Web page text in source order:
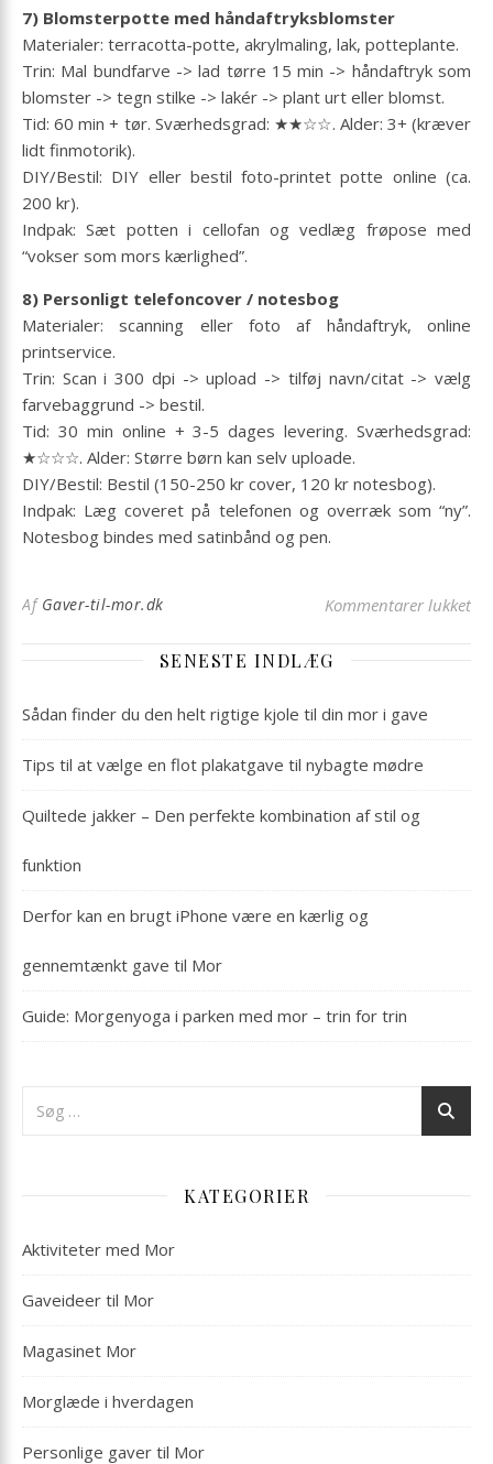
7) Blomsterpotte med håndaftryksblomster
Materialer: terracotta-potte, akrylmaling, lak, potteplante.
Trin: Mal bundfarve -> lad tørre 15 min -> håndaftryk som
blomster -> tegn stilke -> lakér -> plant urt eller blomst.
Tid: 60 min + tør. Sværhedsgrad: ★★☆☆. Alder: 3+ (kræver
lidt finmotorik).
DIY/Bestil: DIY eller bestil foto-printet potte online (ca.
200 kr).
Indpak: Sæt potten i cellofan og vedlæg frøpose med
“vokser som mors kærlighed”.
8) Personligt telefoncover / notesbog
Materialer: scanning eller foto af håndaftryk, online
printservice.
Trin: Scan i 300 dpi -> upload -> tilføj navn/citat -> vælg
farvebaggrund -> bestil.
Tid: 30 min online + 3-5 dages levering. Sværhedsgrad:
★☆☆☆. Alder: Større børn kan selv uploade.
DIY/Bestil: Bestil (150-250 kr cover, 120 kr notesbog).
Indpak: Læg coveret på telefonen og overræk som “ny”.
Notesbog bindes med satinbånd og pen.
Af Gaver-til-mor.dk Kommentarer lukkettil
SENESTE INDLÆG
Sådan finder du den helt rigtige kjole til din mor i gave
Tips til at vælge en flot plakatgave til nybagte mødre
Quiltede jakker – Den perfekte kombination af stil og
funktion
Derfor kan en brugt iPhone være en kærlig og
gennemtænkt gave til Mor
Guide: Morgenyoga i parken med mor – trin for trin
KATEGORIER
Aktiviteter med Mor
Gaveideer til Mor
Magasinet Mor
Morglæde i hverdagen
Personlige gaver til Mor